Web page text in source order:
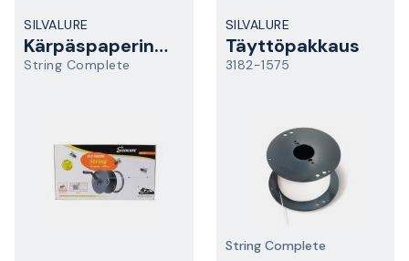
SILVALURE
Kärpäspaperinauha
String Complete
SILVALURE
Täyttöpakkaus
3182-1575
String Complete